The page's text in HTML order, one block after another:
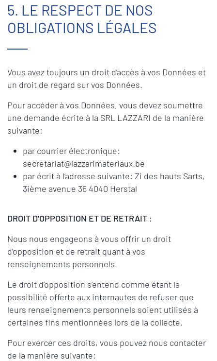
5. LE RESPECT DE NOS
OBLIGATIONS LÉGALES
Vous avez toujours un droit d’accès à vos Données et
un droit de regard sur vos Données.
Pour accéder à vos Données, vous devez soumettre
une demande écrite à la SRL LAZZARI de la manière
suivante:
par courrier électronique:
secretariat@lazzarimateriaux.be
par écrit à l’adresse suivante: Zi des hauts Sarts,
3ième avenue 36 4040 Herstal
DROIT D’OPPOSITION ET DE RETRAIT :
Nous nous engageons à vous offrir un droit
d’opposition et de retrait quant à vos
renseignements personnels.
Le droit d’opposition s’entend comme étant la
possibilité offerte aux internautes de refuser que
leurs renseignements personnels soient utilisés à
certaines fins mentionnées lors de la collecte.
Pour exercer ces droits, vous pouvez nous contacter
de la manière suivante: